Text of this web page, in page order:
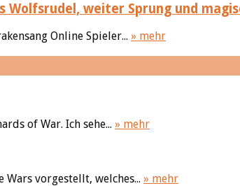
Wolfsrudel, weiter Sprung und
Online Spieler... » mehr
of War. Ich sehe... » mehr
vorgestellt, welches... » mehr